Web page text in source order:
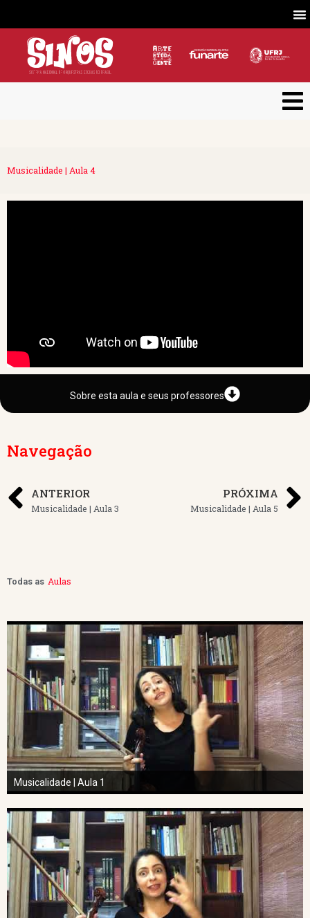
Musicalidade | Aula 4
Sobre esta aula e seus professores
Navegação
ANTERIOR
Musicalidade | Aula 3
PRÓXIMA
Musicalidade | Aula 5
Todas as Aulas
Musicalidade | Aula 1